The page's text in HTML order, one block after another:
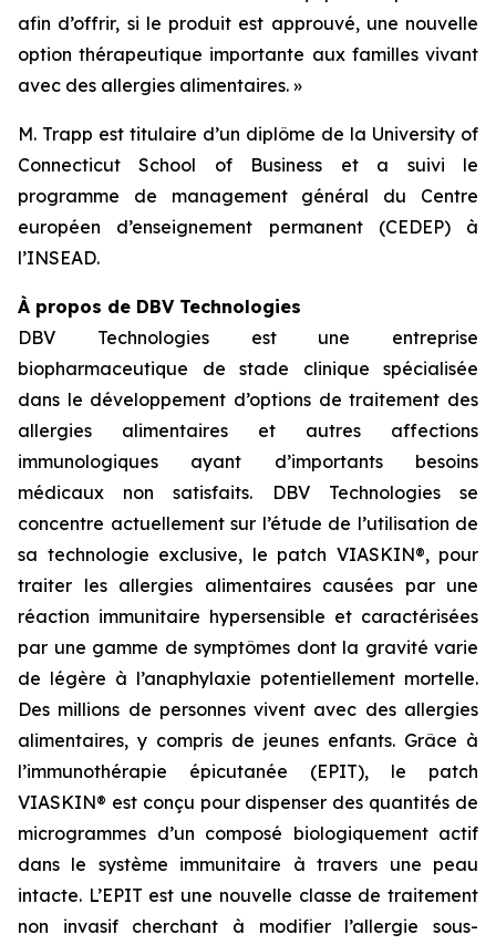
afin d’offrir, si le produit est approuvé, une nouvelle
option thérapeutique importante aux familles vivant
avec des allergies alimentaires. »
M. Trapp est titulaire d’un diplôme de la University of
Connecticut School of Business et a suivi le
programme de management général du Centre
européen d’enseignement permanent (CEDEP) à
l’INSEAD.
À propos de DBV Technologies
DBV Technologies est une entreprise
biopharmaceutique de stade clinique spécialisée
dans le développement d’options de traitement des
allergies alimentaires et autres affections
immunologiques ayant d’importants besoins
médicaux non satisfaits. DBV Technologies se
concentre actuellement sur l’étude de l’utilisation de
sa technologie exclusive, le patch VIASKIN®, pour
traiter les allergies alimentaires causées par une
réaction immunitaire hypersensible et caractérisées
par une gamme de symptômes dont la gravité varie
de légère à l’anaphylaxie potentiellement mortelle.
Des millions de personnes vivent avec des allergies
alimentaires, y compris de jeunes enfants. Grâce à
l’immunothérapie épicutanée (EPIT), le patch
VIASKIN® est conçu pour dispenser des quantités de
microgrammes d’un composé biologiquement actif
dans le système immunitaire à travers une peau
intacte. L’EPIT est une nouvelle classe de traitement
non invasif cherchant à modifier l’allergie sous-